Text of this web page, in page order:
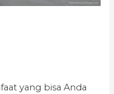
yang bisa Anda